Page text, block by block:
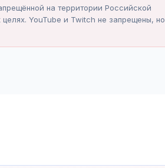
на территории Российской
YouTube и Twitch не запрещены, но